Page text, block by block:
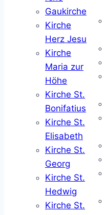
Gaukirche
Kirche
Herz Jesu
Kirche
Maria zur
Höhe
Kirche St.
Bonifatius
Kirche St.
Elisabeth
Kirche St.
Georg
Kirche St.
Hedwig
Kirche St.